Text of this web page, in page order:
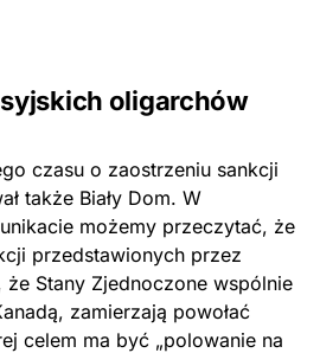
oligarchów
czasu o zaostrzeniu sankcji
także Biały Dom. W
możemy przeczytać, że
przedstawionych przez
Stany Zjednoczone wspólnie
zamierzają powołać
celem ma być „polowanie na